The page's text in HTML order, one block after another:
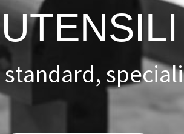
standard, speciali
UTENSILI